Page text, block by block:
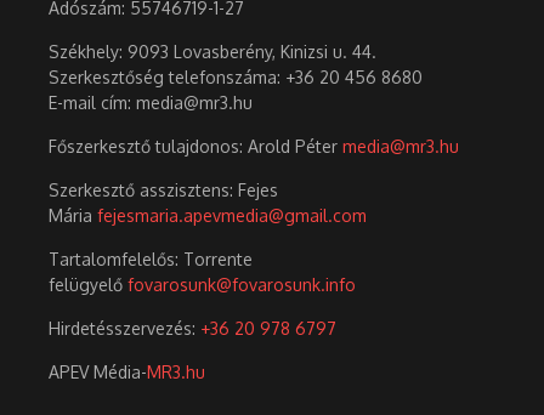
Adószám: 55746719-1-27
Székhely: 9093 Lovasberény, Kinizsi u. 44.
Szerkesztőség telefonszáma: +36 20 456 8680
E-mail cím: media@mr3.hu
Főszerkesztő tulajdonos: Arold Péter media@mr3.hu
Szerkesztő asszisztens: Fejes
Mária fejesmaria.apevmedia@gmail.com
Tartalomfelelős: Torrente
felügyelő fovarosunk@fovarosunk.info
Hirdetésszervezés: +36 20 978 6797
APEV Média-MR3.hu